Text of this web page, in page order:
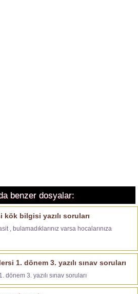
benzer dosyalar:
kök bilgisi yazılı soruları
, bulamadıklarınız varsa hocalarınıza
1. dönem 3. yazılı sınav soruları
dönem 3. yazılı sınav soruları